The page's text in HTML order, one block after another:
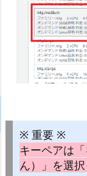
※ 重要 ※
キーペアは
ん）」を選